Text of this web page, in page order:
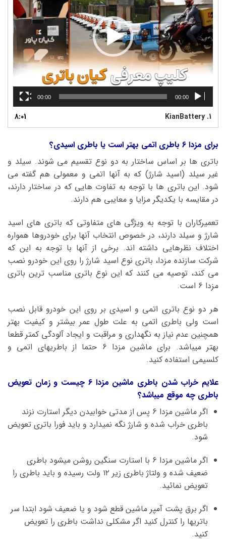
00:00
00:00
1.
KianBattery
8:01
برای مزدا 6 باطری اتمی بهتر است یا باطری اسیدی؟
باتری ها بر اساس ساختار به دو نوع تقسیم می شوند. سیلد و
غیر سیلد (اسید شارژ) که به آنها اتمی و معمولی هم گفته می
شود. این باتری ها با توجه به تفاوت هایی که در ساختار دارند،
در مقایسه با یکدیگر مزایا و معایبی هم دارند.
تعمیرکاران با توجه به ویژگی های متفاوتی که باتری های اسید
شارژ و سیلد دارند، در خصوص انتخاب آنها برای خودروها همواره
اختلاف نظرهایی داشته اند. برخی از آنها با توجه به این که
شرکت سازنده مزدا، باتری نوع اسید شارژ را روی این خودرو نصب
می کند، توصیه می کنند که این نوع باتری مناسب ترین باتری
مزدا 6 است.
هر دو نوع باتری اتمی و اسیدی بر روی این خودرو قابل نصب
است ولی باطری اتمی به علت طول عمر بیشتر و کیفیت بهتر
همچنین عدم نیاز به نگهداری و مراقبت و ایجاد آلودگی کمتر قطعا
بهتر میباشد. برای ماشین مزدا 6 حتما از باطریهای اتمی و
کلسیمی استفاده کنید.
علایم خراب شدن باطری ماشین مزدا 6 چیست و زمان تعویض
باطری چه موقع میباشد؟
اگر ماشین مزدا 6 پس از مدتی خوابیدن دیگر استارت نزند
باطری خراب شده و شارژ نگه نمیدارد و باید فورا باتری تعویض
شود.
اگر ماشین مزدا 6 با استارت سنگین روشن میشود باطری
ضعیف شده و ولتاژ باطری زیر ۱۲ ولت رسیده و باید باطری را
تعویض نمائید.
اگر برق پشت آمپر ماشین قطع شود و یا ضعیف شود ابتدا سر
باتریها را کنترل کنید اگر مشکلی نداشت باطری را تعویض
کنید.